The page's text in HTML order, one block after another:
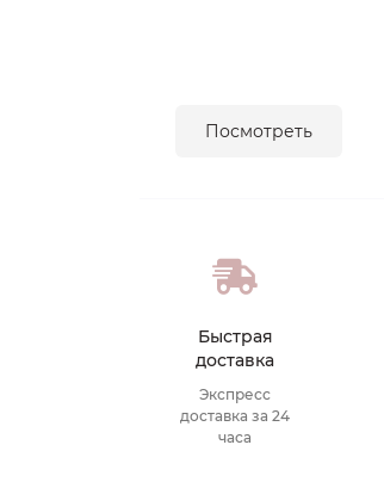
Посмотреть
Быстрая
доставка
Экспресс
доставка за 24
часа